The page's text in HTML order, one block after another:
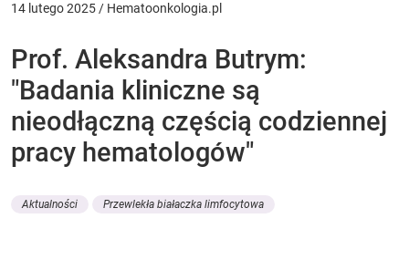
14 lutego 2025 / Hematoonkologia.pl
Prof. Aleksandra Butrym:
"Badania kliniczne są
nieodłączną częścią codziennej
pracy hematologów"
Aktualności Przewlekła białaczka limfocytowa